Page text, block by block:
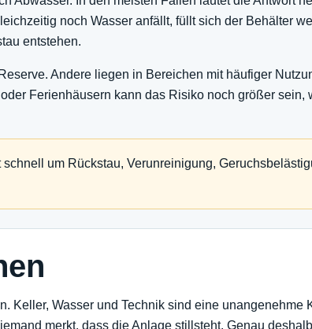
noch Wasser anfällt, füllt sich der Behälter
entstehen.
Andere liegen in Bereichen mit häufiger
Ferienhäusern kann das Risiko noch größer sein,
um Rückstau, Verunreinigung,
Keller, Wasser und Technik sind eine unangenehme
merkt, dass die Anlage stillsteht. Genau